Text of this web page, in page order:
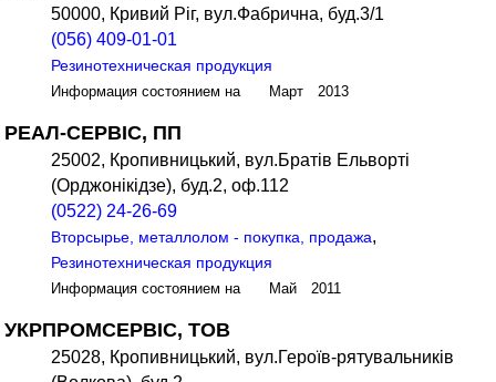
50000, Кривий Ріг, вул.Фабрична, буд.3/1
(056) 409-01-01
Резинотехническая продукция
Информация состоянием на Март 2013
РЕАЛ-СЕРВІС, ПП
25002, Кропивницький, вул.Братів Ельворті
(Орджонікідзе), буд.2, оф.112
(0522) 24-26-69
Вторсырье, металлолом - покупка, продажа,
Резинотехническая продукция
Информация состоянием на Май 2011
УКРПРОМСЕРВІС, ТОВ
25028, Кропивницький, вул.Героїв-рятувальників